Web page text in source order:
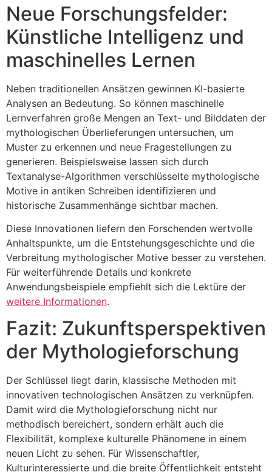
Neue Forschungsfelder:
Künstliche Intelligenz und
maschinelles Lernen
Neben traditionellen Ansätzen gewinnen KI-basierte
Analysen an Bedeutung. So können maschinelle
Lernverfahren große Mengen an Text- und Bilddaten der
mythologischen Überlieferungen untersuchen, um
Muster zu erkennen und neue Fragestellungen zu
generieren. Beispielsweise lassen sich durch
Textanalyse-Algorithmen verschlüsselte mythologische
Motive in antiken Schreiben identifizieren und
historische Zusammenhänge sichtbar machen.
Diese Innovationen liefern den Forschenden wertvolle
Anhaltspunkte, um die Entstehungsgeschichte und die
Verbreitung mythologischer Motive besser zu verstehen.
Für weiterführende Details und konkrete
Anwendungsbeispiele empfiehlt sich die Lektüre der
weitere Informationen.
Fazit: Zukunftsperspektiven
der Mythologieforschung
Der Schlüssel liegt darin, klassische Methoden mit
innovativen technologischen Ansätzen zu verknüpfen.
Damit wird die Mythologieforschung nicht nur
methodisch bereichert, sondern erhält auch die
Flexibilität, komplexe kulturelle Phänomene in einem
neuen Licht zu sehen. Für Wissenschaftler,
Kulturinteressierte und die breite Öffentlichkeit entsteht